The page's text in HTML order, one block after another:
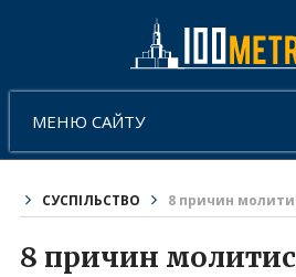
МЕНЮ САЙТУ
СУСПІЛЬСТВО 8 причин
8 причин